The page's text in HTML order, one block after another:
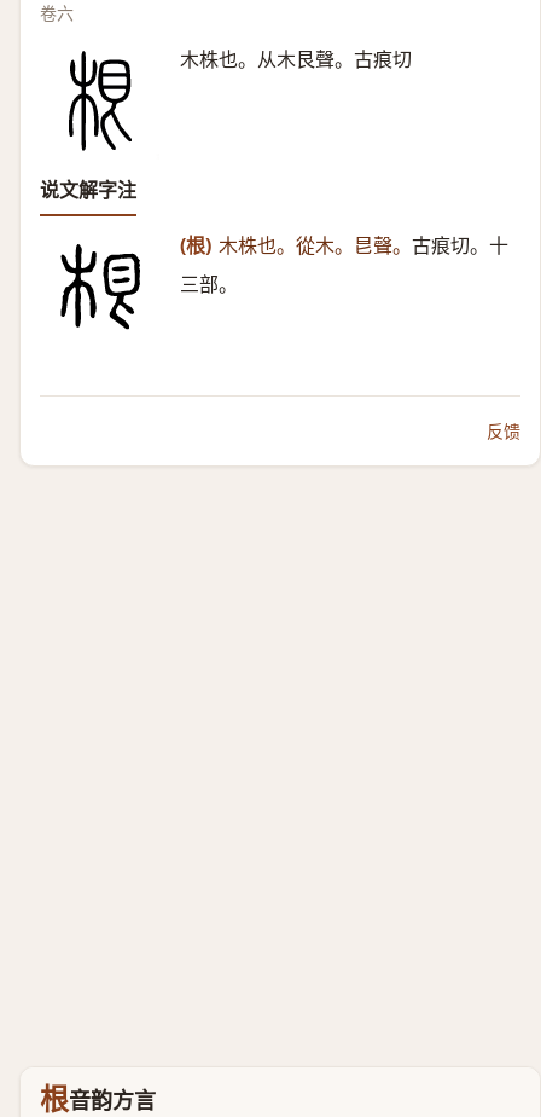
卷六
木株也。从木艮聲。古痕切
说文解字注
(根) 木株也。從木。㫐聲。 古痕切。十
三部。
反馈
根音韵方言